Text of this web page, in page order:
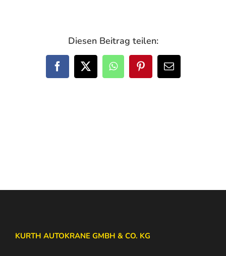
Diesen Beitrag teilen:
Facebook
X WhatsAppPinterest
E-
Mail
KURTH AUTOKRANE GMBH & CO. KG